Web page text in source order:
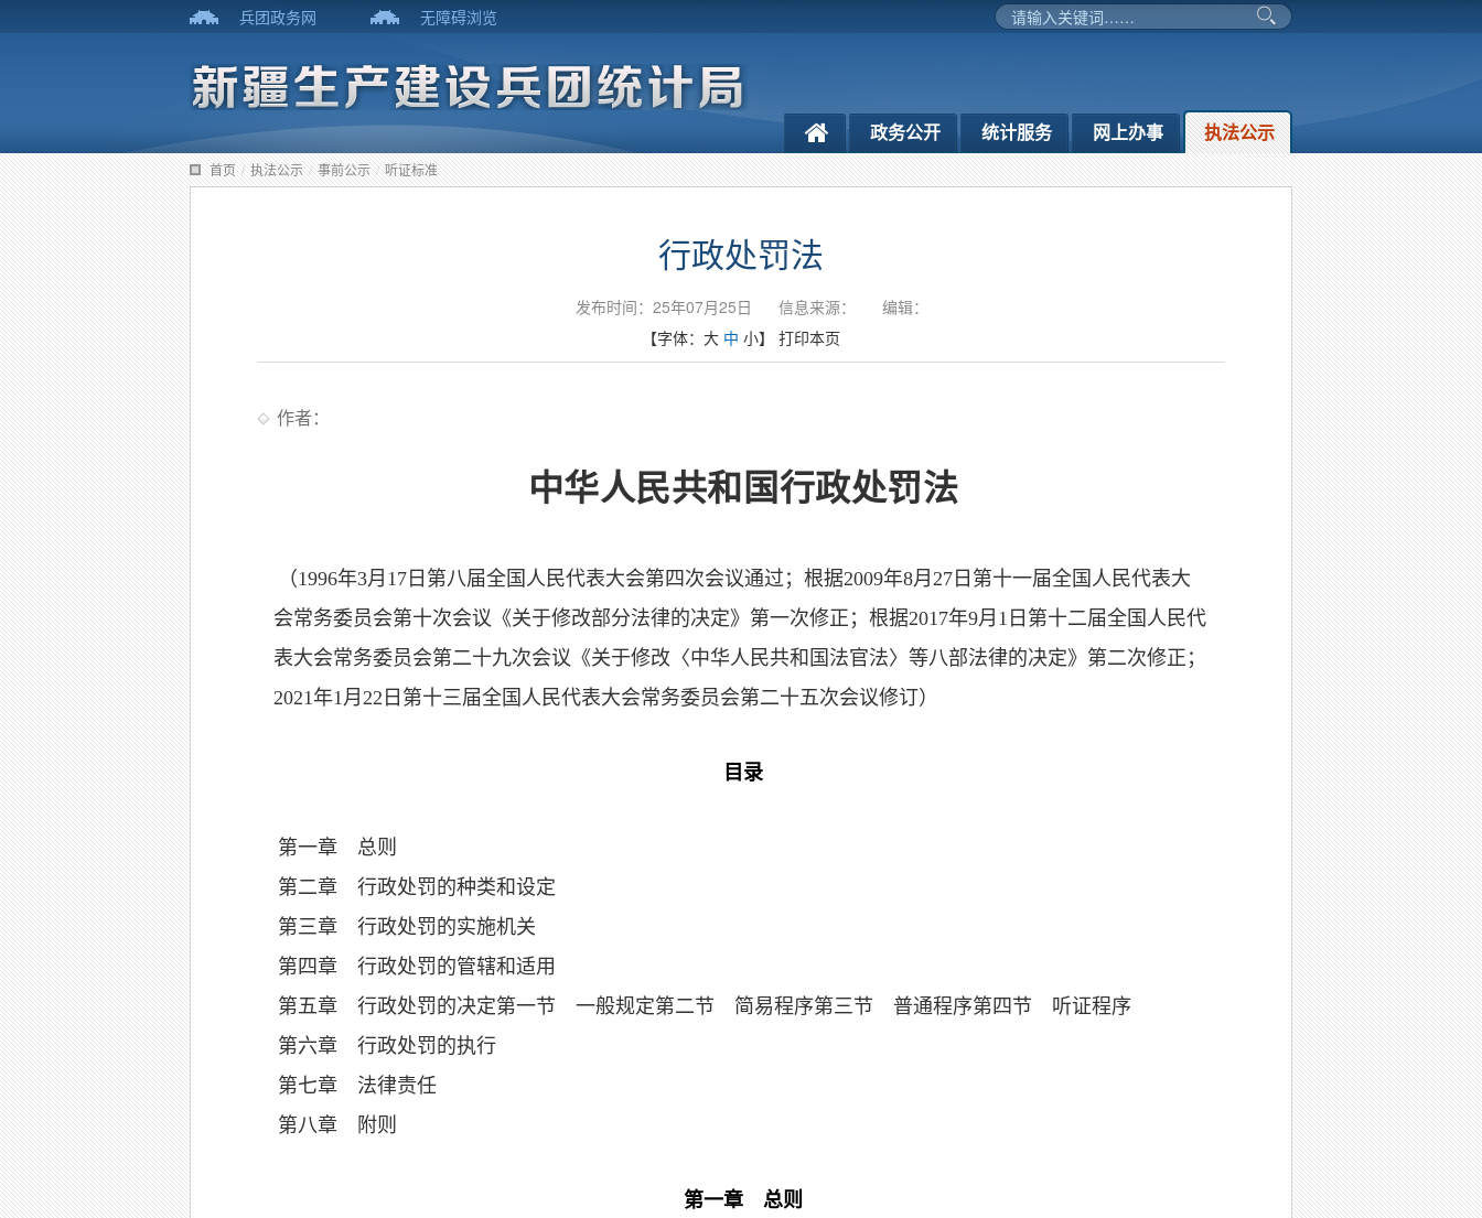
兵团政务网 无障碍浏览
政务公开 统计服务 网上办事 执法公示
首页 / 执法公示 / 事前公示 / 听证标准
行政处罚法
发布时间：25年07月25日 信息来源：
编辑：
【字体： 大 中 小】 打印本页
作者：
中华人民共和国行政处罚法
（1996年3月 17 日第八届全国人民代表大会第四次会议通过；根据2009年8月 27 日第十一届全国人民代表大
会常务委员会第十次会议《关于修改部分法律的决定》第一次修正；根据2017年9月 1 日第十二届全国人民代
表大会常务委员会第二十九次会议《关于修改〈中华人民共和国法官法〉等八部法律的决定》第二次修正；
2021年1月 22 日第十三届全国人民代表大会常务委员会第二十五次会议修订）
目录
第一章 总则
第二章 行政处罚的种类和设定
第三章 行政处罚的实施机关
第四章 行政处罚的管辖和适用
第五章 行政处罚的决定第一节 一般规定第二节 简易程序第三节 普通程序第四节 听证程序
第六章 行政处罚的执行
第七章 法律责任
第八章 附则
第一章 总则